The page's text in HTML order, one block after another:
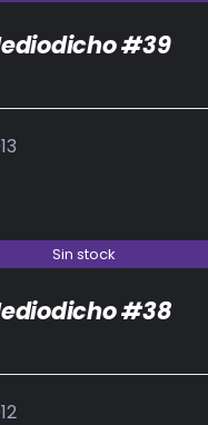
#39
Sin stock
#38